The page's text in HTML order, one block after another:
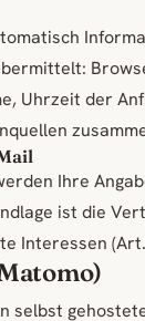
Uhrzeit der
Ihre
ist die
Interessen
selbst